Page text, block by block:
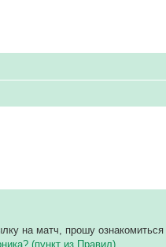
на матч, прошу
(пункт из Правил)